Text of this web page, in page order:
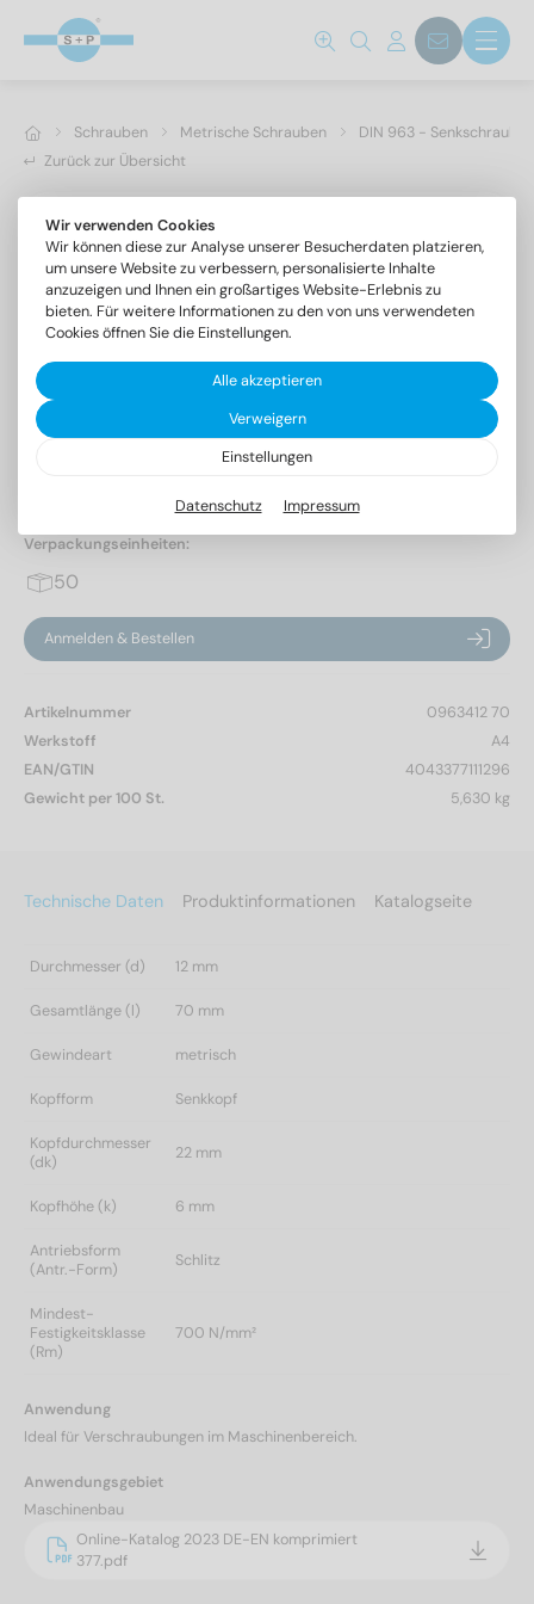
Schrauben Metrische Schrauben
DIN 963 -
Zurück zur Übersicht
DIN 963 A4 M 12X70
Senkschrauben mit Schlitz
Verpackungseinheiten:
50
Anmelden & Bestellen
Artikelnummer
0963412 70
Werkstoff
A4
EAN/GTIN
4043377111296
Gewicht per 100 St.
5,630 kg
Technische Daten Produktinformationen Katalogseite
Durchmesser (d) 12 mm
Gesamtlänge (l) 70 mm
Gewindeart metrisch
Kopfform Senkkopf
Kopfdurchmesser
(dk)
22 mm
Kopfhöhe (k) 6 mm
Antriebsform
(Antr.-Form)
Schlitz
Mindest-
Festigkeitsklasse
(Rm)
700 N/mm²
Anwendung
Ideal für Verschraubungen im Maschinenbereich.
Anwendungsgebiet
Maschinenbau
Online-Katalog 2023 DE-EN komprimiert
377.pdf
Wir verwenden Cookies
Wir können diese zur Analyse unserer Besucherdaten platzieren,
um unsere Website zu verbessern, personalisierte Inhalte
anzuzeigen und Ihnen ein großartiges Website-Erlebnis zu
bieten. Für weitere Informationen zu den von uns verwendeten
Cookies öffnen Sie die Einstellungen.
Alle akzeptieren
Verweigern
Einstellungen
Datenschutz Impressum